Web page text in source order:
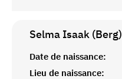
Selma Isaak (Berg)
Date de naissance:
Lieu de naissance: